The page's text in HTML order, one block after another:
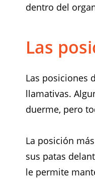
dentro del
Las
Las posiciones
llamativas.
duerme, pero
La posición
sus patas
le permite